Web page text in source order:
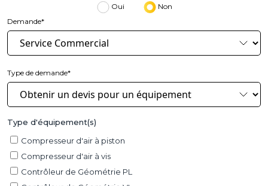
Oui
Non
Demande*
Type de demande*